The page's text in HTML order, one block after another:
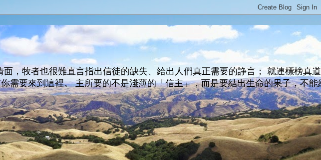
，牧者也很難直言指出信徒的缺失、給出人們真正需要的諍言； 就連標榜真
需要來到這裡。 主所要的不是淺薄的「信主」，而是要結出生命的果子，不能